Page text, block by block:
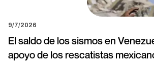
9/7/2026
El saldo de los sismos en
apoyo de los rescatistas